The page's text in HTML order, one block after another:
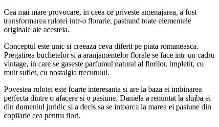
Cea mai mare provocare, in ceea ce priveste amenajarea, a fost
transformarea rulotei intr-o florarie, pastrand toate elementele
originale ale acesteia.
Conceptul este unic si creeaza ceva diferit pe piata romaneasca.
Pregatirea buchetelor si a aranjamentelor florale se face intr-un cadru
vintage, in care se gaseste parfumul natural al florilor, impletit, cu
mult suflet, cu nostalgia trecutului.
Povestea rulotei este foarte interesanta si are la baza ei imbinarea
perfecta dintre o afacere si o pasiune. Daniela a renuntat la slujba ei
din domeniul juridic si a decis sa se intoarca la marea ei pasiune din
copilarie cea pentru flori.